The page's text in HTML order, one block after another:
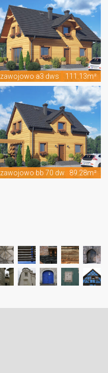
zawojowo a3 dws 111.13m²
zawojowo bb 70 dws 89.28m²